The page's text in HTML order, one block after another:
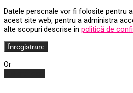
Datele personale vor fi folosite pentru
acest site web, pentru a administra
alte scopuri descrise în politică de
Înregistrare
Or